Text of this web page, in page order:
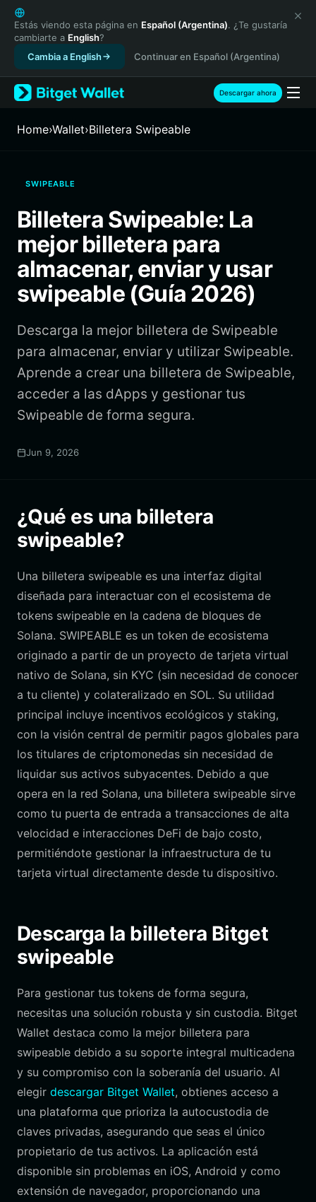
English
日本語
Tiếng Việt
Русский
Español (Latinoamérica)
Türkçe
Français
繁體中文
Bahasa Indonesia
ภาษาไทย
Español
Português (Brasil)
Estás viendo esta página en Español (Argentina). ¿Te gustaría
cambiarte a English?
Cambia a English
Continuar en Español (Argentina)
Descargar ahora
Home›Wallet›Billetera Swipeable
SWIPEABLE
Billetera Swipeable: La
mejor billetera para
almacenar, enviar y usar
swipeable (Guía 2026)
Descarga la mejor billetera de Swipeable
para almacenar, enviar y utilizar Swipeable.
Aprende a crear una billetera de Swipeable,
acceder a las dApps y gestionar tus
Swipeable de forma segura.
Jun 9, 2026
¿Qué es una billetera
swipeable?
Una billetera swipeable es una interfaz digital
diseñada para interactuar con el ecosistema de
tokens swipeable en la cadena de bloques de
Solana. SWIPEABLE es un token de ecosistema
originado a partir de un proyecto de tarjeta virtual
nativo de Solana, sin KYC (sin necesidad de conocer
a tu cliente) y colateralizado en SOL. Su utilidad
principal incluye incentivos ecológicos y staking,
con la visión central de permitir pagos globales para
los titulares de criptomonedas sin necesidad de
liquidar sus activos subyacentes. Debido a que
opera en la red Solana, una billetera swipeable sirve
como tu puerta de entrada a transacciones de alta
velocidad e interacciones DeFi de bajo costo,
permitiéndote gestionar la infraestructura de tu
tarjeta virtual directamente desde tu dispositivo.
Descarga la billetera Bitget
swipeable
Para gestionar tus tokens de forma segura,
necesitas una solución robusta y sin custodia. Bitget
Wallet destaca como la mejor billetera para
swipeable debido a su soporte integral multicadena
y su compromiso con la soberanía del usuario. Al
elegir descargar Bitget Wallet, obtienes acceso a
una plataforma que prioriza la autocustodia de
claves privadas, asegurando que seas el único
propietario de tus activos. La aplicación está
disponible sin problemas en iOS, Android y como
extensión de navegador, proporcionando una